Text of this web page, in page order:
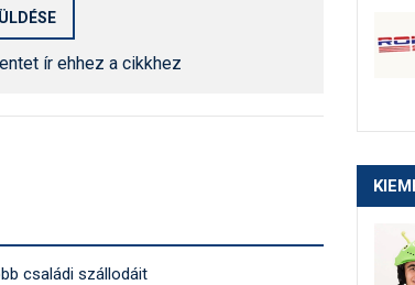
ír ehhez a cikkhez
családi szállodáit